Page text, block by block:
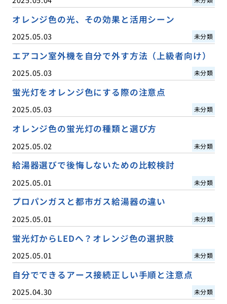
オレンジ色の光、その効果と活用シーン
2025.05.03 未分類
エアコン室外機を自分で外す方法（上級者向け）
2025.05.03 未分類
蛍光灯をオレンジ色にする際の注意点
2025.05.03 未分類
オレンジ色の蛍光灯の種類と選び方
2025.05.02 未分類
給湯器選びで後悔しないための比較検討
2025.05.01 未分類
プロパンガスと都市ガス給湯器の違い
2025.05.01 未分類
蛍光灯からLEDへ？オレンジ色の選択肢
2025.05.01 未分類
自分でできるアース接続正しい手順と注意点
2025.04.30 未分類